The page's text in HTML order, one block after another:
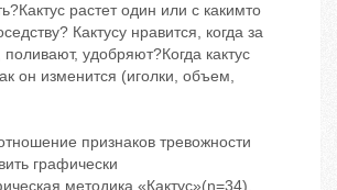
растет один или с какимто
Кактусу нравится, когда за
удобряют?Когда кактус
он изменится (иголки, объем,
признаков тревожности
графически
методика «Кактус»(n=34).